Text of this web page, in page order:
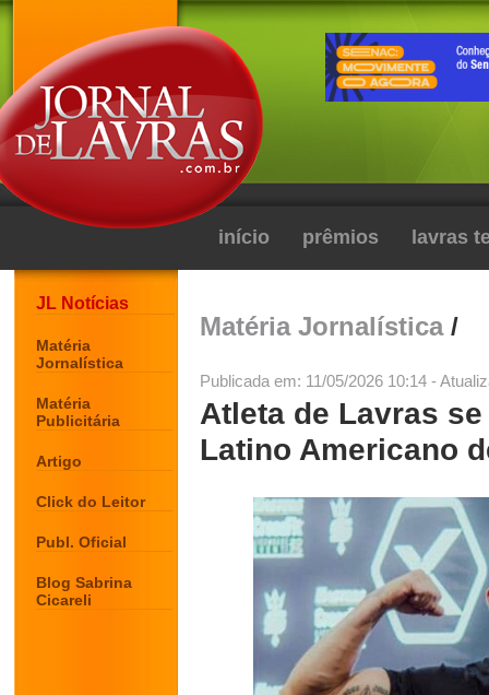
início prêmios lavras
JL Notícias
Matéria
Jornalística
Matéria
Publicitária
Artigo
Click do Leitor
Publ. Oficial
Blog Sabrina
Cicareli
Matéria Jornalística/
Publicada em: 11/05/2026 10:14 -
Atleta de Lavras
Latino Americano